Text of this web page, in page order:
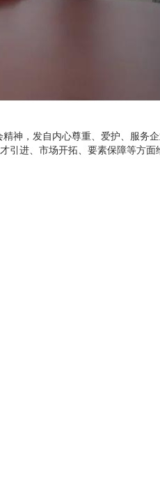
神，发自内心尊重、爱护、服务
进、市场开拓、要素保障等方面